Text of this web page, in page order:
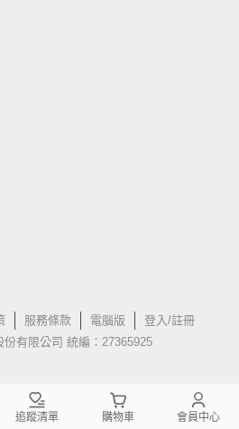
服務條款 電腦版
登入/註冊
份有限公司 統編：27365925
追蹤清單 購物車 會員中心